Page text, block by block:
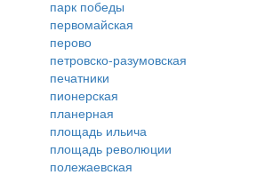
парк победы
первомайская
перово
петровско-разумовская
печатники
пионерская
планерная
площадь ильича
площадь революции
полежаевская